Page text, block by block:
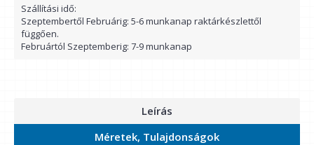
Szállítási idő:
Szeptembertől Februárig: 5-6 munkanap raktárkészlettől
függően.
Februártól Szeptemberig: 7-9 munkanap
Leírás
Méretek, Tulajdonságok